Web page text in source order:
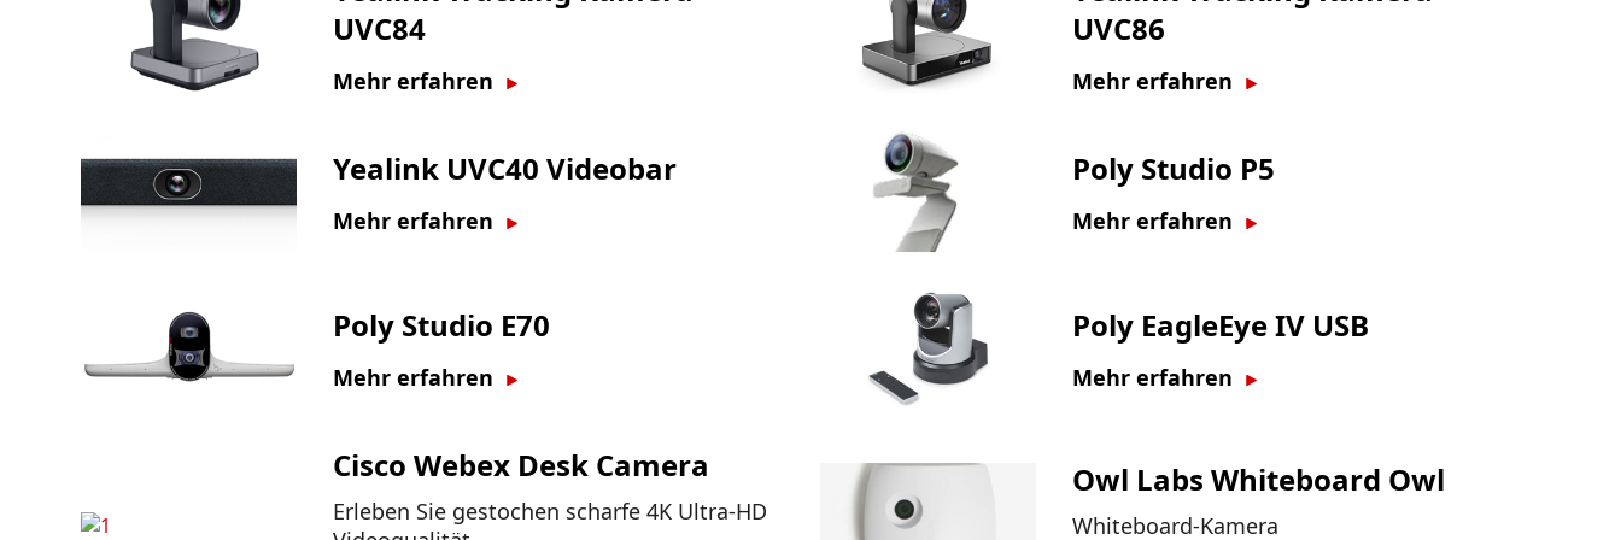
UVC84
Mehr erfahren
UVC86
Mehr erfahren
Yealink UVC40 Videobar
Mehr erfahren
Poly Studio P5
Mehr erfahren
Poly Studio E70
Mehr erfahren
Poly EagleEye IV USB
Mehr erfahren
Cisco Webex Desk Camera
Erleben Sie gestochen scharfe 4K Ultra-HD
Owl Labs Whiteboard Owl
Whiteboard-Kamera